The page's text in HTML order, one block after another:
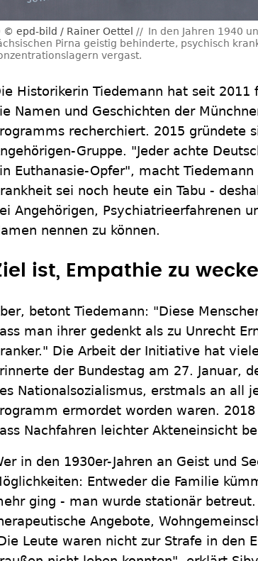
© epd-bild / Rainer Oettel
In den Jahren 1940
Pirna geistig behinderte, psychisch
vergast.
Historikerin Tiedemann hat seit 2011
Namen und Geschichten der
recherchiert. 2015 gründete
Gruppe. "Jeder achte
Euthanasie-Opfer", macht
sei noch heute ein Tabu -
Angehörigen, Psychiatrieerfahrenen
nennen zu können.
ist, Empathie zu
betont Tiedemann: "Diese
man ihrer gedenkt als zu Unrecht
Die Arbeit der Initiative hat
der Bundestag am 27. Januar,
Nationalsozialismus, erstmals an all
ermordet worden waren.
Nachfahren leichter Akteneinsicht
in den 1930er-Jahren an Geist und
Entweder die Familie
ging - man wurde stationär betreut.
Angebote,
Leute waren nicht zur Strafe in den